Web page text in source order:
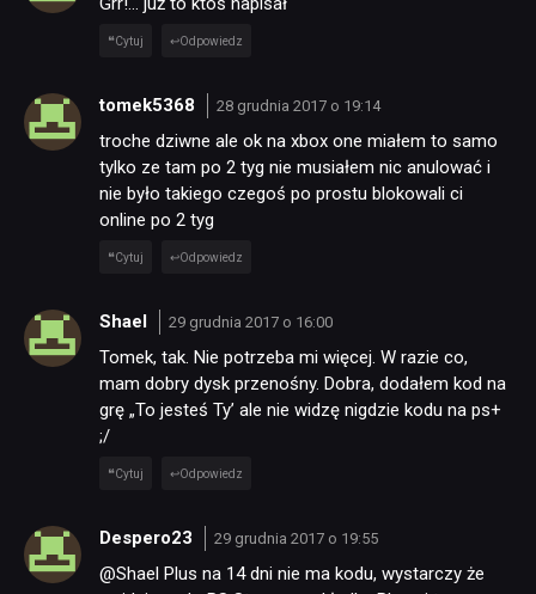
Cytuj Odpowiedz
tomek5368 28 grudnia 2017 o 19:14
troche dziwne ale ok na xbox one miałem to samo
tylko ze tam po 2 tyg nie musiałem nic anulować i
nie było takiego czegoś po prostu blokowali ci
online po 2 tyg
Cytuj Odpowiedz
Shael 29 grudnia 2017 o 16:00
Tomek, tak. Nie potrzeba mi więcej. W razie co,
mam dobry dysk przenośny. Dobra, dodałem kod na
grę „To jesteś Ty’ ale nie widzę nigdzie kodu na ps+
;/
Cytuj Odpowiedz
Despero23 29 grudnia 2017 o 19:55
@Shael Plus na 14 dni nie ma kodu, wystarczy że